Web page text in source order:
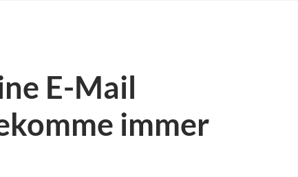
E-Mail
immer